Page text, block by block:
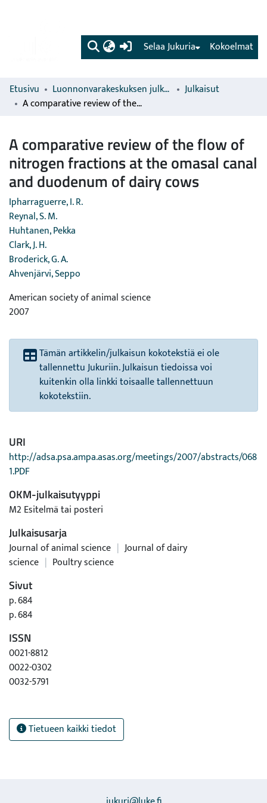
(current) Kokoelmat
Selaa Jukuria
Etusivu Luonnonvarakeskuksen julkaisut
Julkaisut
A comparative review of the flow of nitrogen fractions at the omasal canal and duodenum of dairy cows
A comparative review of the flow of
nitrogen fractions at the omasal canal
and duodenum of dairy cows
Ipharraguerre, I. R.
Reynal, S. M.
Huhtanen, Pekka
Clark, J. H.
Broderick, G. A.
Ahvenjärvi, Seppo
American society of animal science
2007
Tämän artikkelin/julkaisun kokotekstiä ei ole
tallennettu Jukuriin. Julkaisun tiedoissa voi
kuitenkin olla linkki toisaalle tallennettuun
kokotekstiin.
URI
http://adsa.psa.ampa.asas.org/meetings/2007/abstracts/068
1.PDF
OKM-julkaisutyyppi
M2 Esitelmä tai posteri
Julkaisusarja
Journal of animal science | Journal of dairy
science | Poultry science
Sivut
p. 684
p. 684
ISSN
0021-8812
0022-0302
0032-5791
Tietueen kaikki tiedot